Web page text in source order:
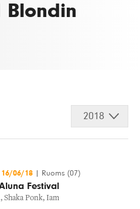
Blondin
2018
16/06/18 Ruoms (07)
Festival
, Shaka Ponk, Iam